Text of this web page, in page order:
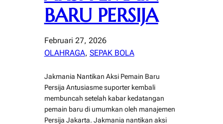
BARU PERSIJA
Februari 27, 2026
OLAHRAGA, SEPAK BOLA
Jakmania Nantikan Aksi Pemain Baru
Persija Antusiasme suporter kembali
membuncah setelah kabar kedatangan
pemain baru di umumkan oleh manajemen
Persija Jakarta. Jakmania nantikan aksi